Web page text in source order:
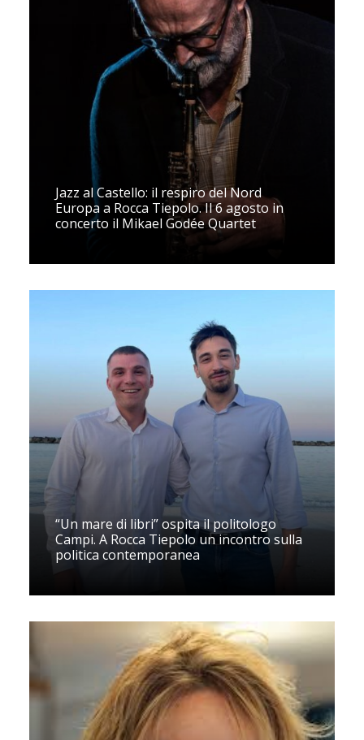
Jazz al Castello: il respiro del Nord
Europa a Rocca Tiepolo. Il 6 agosto in
concerto il Mikael Godée Quartet
“Un mare di libri” ospita il politologo
Campi. A Rocca Tiepolo un incontro sulla
politica contemporanea